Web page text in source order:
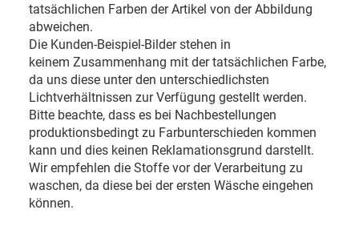
tatsächlichen Farben der Artikel von der Abbildung
abweichen.
Die Kunden-Beispiel-Bilder stehen in
keinem Zusammenhang mit der tatsächlichen Farbe,
da uns diese unter den unterschiedlichsten
Lichtverhältnissen zur Verfügung gestellt werden.
Bitte beachte, dass es bei Nachbestellungen
produktionsbedingt zu Farbunterschieden kommen
kann und dies keinen Reklamationsgrund darstellt.
Wir empfehlen die Stoffe vor der Verarbeitung zu
waschen, da diese bei der ersten Wäsche eingehen
können.